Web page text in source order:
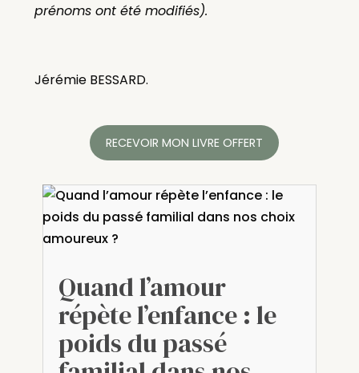
prénoms ont été modifiés).
Jérémie BESSARD.
RECEVOIR MON LIVRE OFFERT
Quand l’amour
répète l’enfance : le
poids du passé